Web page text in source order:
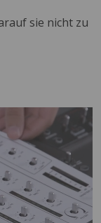
sie nicht zu